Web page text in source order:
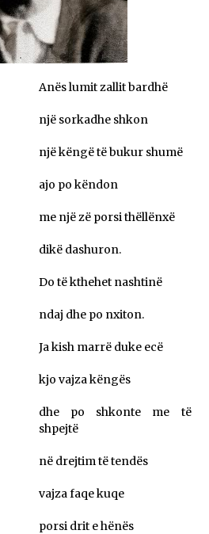
lufte: Çfarë shkruan
PËR
I TIJ”
Anës lumit zallit bardhë
një sorkadhe shkon
një këngë të bukur shumë
ajo po këndon
me një zë porsi thëllënxë
dikë dashuron.
Do të kthehet nashtinë
ndaj dhe po nxiton.
Ja kish marrë duke ecë
kjo vajza këngës
dhe po shkonte me të
shpejtë
në drejtim të tendës
vajza faqe kuqe
porsi drit e hënës